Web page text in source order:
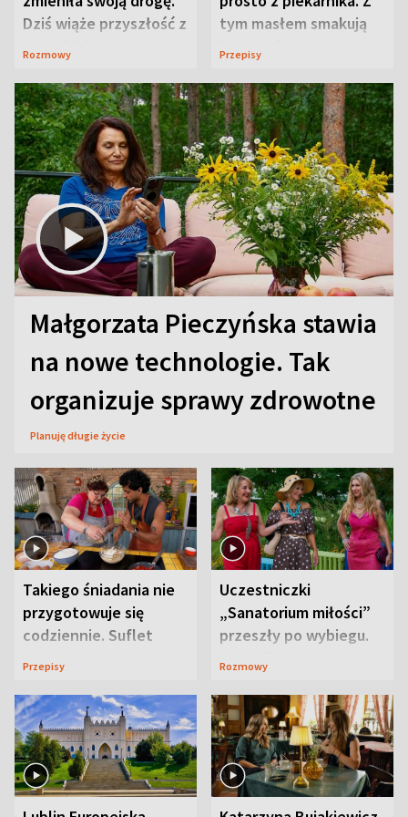
Dziś wiąże przyszłość z
neurobiologią
Rozmowy
tym masłem smakują
jeszcze lepiej
Przepisy
Małgorzata Pieczyńska stawia
na nowe technologie. Tak
organizuje sprawy zdrowotne
Planuję długie życie
Takiego śniadania nie
przygotowuje się
codziennie. Suflet
serowy zachwyca
Przepisy
Uczestniczki
„Sanatorium miłości”
przeszły po wybiegu.
Te stylizacje
Rozmowy